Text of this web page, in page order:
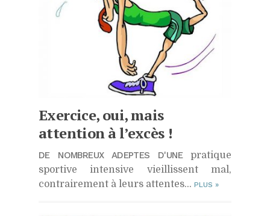
Exercice, oui, mais
attention à l’excès !
DE NOMBREUX ADEPTES D'UNEpratique
sportive intensive vieillissent mal,
contrairement à leurs attentes… PLUS »